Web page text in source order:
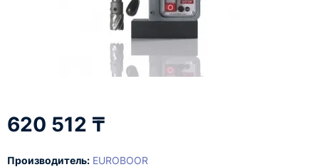
620 512 ₸
Производитель: EUROBOOR